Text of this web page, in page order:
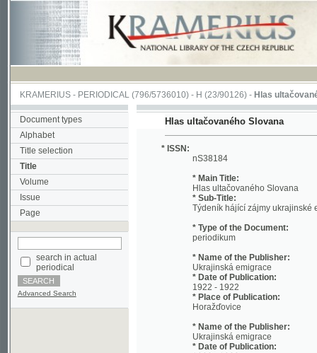
KRAMERIUS-PERIODICAL(796/5736010) -H(23/90126) -Hlas ultačovaného
Document types
Alphabet
Title selection
Title
Volume
Issue
Page
search in actual
Advanced Search
Hlas ultačovaného Slovana
* ISSN:
nS38184
* Main Title:
* Sub-Title:
Týdeník hájící zájmy ukrajinské
* Type of the Document:
* Name of the Publisher:
Ukrajinská emigrace
* Date of Publication:
1922 - 1922
* Place of Publication:
Horažďovice
* Name of the Publisher:
Ukrajinská emigrace
1922 - 1923
* Place of Publication:
Horažďovice - Sušice